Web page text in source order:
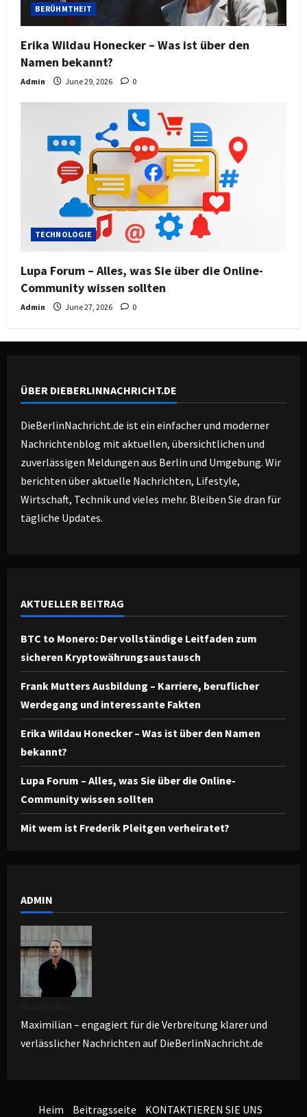
BERÜHMTHEIT
Erika Wildau Honecker – Was ist über den
Namen bekannt?
Admin June 29, 2026 0
TECHNOLOGIE
Lupa Forum – Alles, was Sie über die Online-
Community wissen sollten
Admin June 27, 2026 0
ÜBER DIEBERLINNACHRICHT.DE
DieBerlinNachricht.de ist ein einfacher und moderner
Nachrichtenblog mit aktuellen, übersichtlichen und
zuverlässigen Meldungen aus Berlin und Umgebung. Wir
berichten über aktuelle Nachrichten, Lifestyle,
Wirtschaft, Technik und vieles mehr. Bleiben Sie dran für
tägliche Updates.
AKTUELLER BEITRAG
BTC to Monero: Der vollständige Leitfaden zum
sicheren Kryptowährungsaustausch
Frank Mutters Ausbildung – Karriere, beruflicher
Werdegang und interessante Fakten
Erika Wildau Honecker – Was ist über den Namen
bekannt?
Lupa Forum – Alles, was Sie über die Online-
Community wissen sollten
Mit wem ist Frederik Pleitgen verheiratet?
ADMIN
Maximilian – engagiert für die Verbreitung klarer und
verlässlicher Nachrichten auf DieBerlinNachricht.de
Heim Beitragsseite KONTAKTIEREN SIE UNS